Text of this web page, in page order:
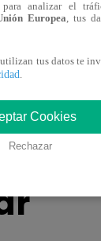
se consagró
Generación!
te
analizar el
Europea, tus
tus datos te
.
Cookies
Rechazar